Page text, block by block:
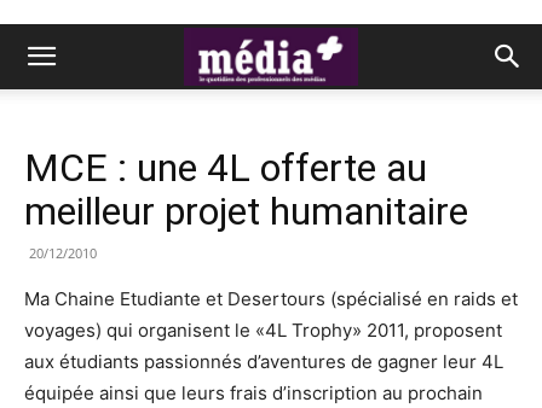
MCE : une 4L offerte au
meilleur projet humanitaire
20/12/2010
Ma Chaine Etudiante et Desertours (spécialisé en raids et
voyages) qui organisent le «4L Trophy» 2011, proposent
aux étudiants passionnés d’aventures de gagner leur 4L
équipée ainsi que leurs frais d’inscription au prochain